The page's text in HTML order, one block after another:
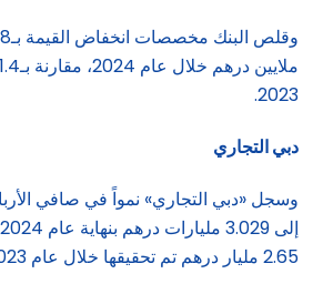
2023.
دبي التجاري
2.65 مليار درهم تم تحقيقها خلال عام 2023.